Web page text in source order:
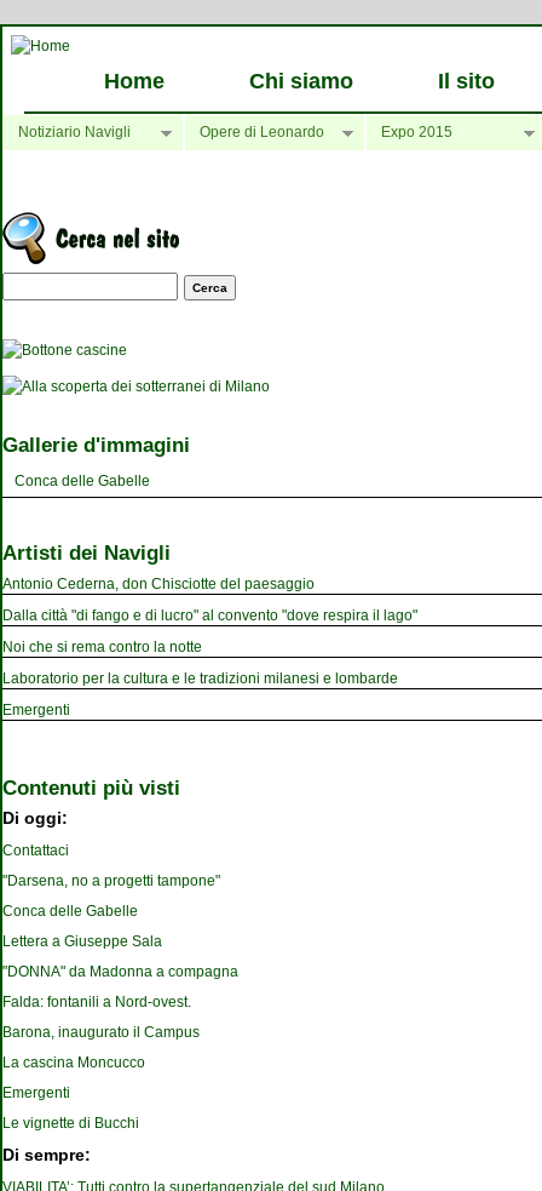
Home Chi siamo Il sito
Notiziario Navigli Opere di Leonardo Expo 2015
Maschera di ricerca
Gallerie d'immagini
Conca delle Gabelle
Artisti dei Navigli
Antonio Cederna, don Chisciotte del paesaggio
Dalla città "di fango e di lucro" al convento "dove respira il lago"
Noi che si rema contro la notte
Laboratorio per la cultura e le tradizioni milanesi e lombarde
Emergenti
Contenuti più visti
Di oggi:
Contattaci
"Darsena, no a progetti tampone"
Conca delle Gabelle
Lettera a Giuseppe Sala
"DONNA" da Madonna a compagna
Falda: fontanili a Nord-ovest.
Barona, inaugurato il Campus
La cascina Moncucco
Emergenti
Le vignette di Bucchi
Di sempre:
VIABILITA’: Tutti contro la supertangenziale del sud Milano